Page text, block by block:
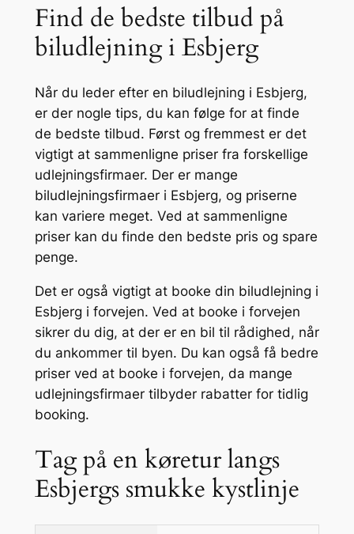
Find de bedste tilbud på
biludlejning i Esbjerg
Når du leder efter en biludlejning i Esbjerg,
er der nogle tips, du kan følge for at finde
de bedste tilbud. Først og fremmest er det
vigtigt at sammenligne priser fra forskellige
udlejningsfirmaer. Der er mange
biludlejningsfirmaer i Esbjerg, og priserne
kan variere meget. Ved at sammenligne
priser kan du finde den bedste pris og spare
penge.
Det er også vigtigt at booke din biludlejning i
Esbjerg i forvejen. Ved at booke i forvejen
sikrer du dig, at der er en bil til rådighed, når
du ankommer til byen. Du kan også få bedre
priser ved at booke i forvejen, da mange
udlejningsfirmaer tilbyder rabatter for tidlig
booking.
Tag på en køretur langs
Esbjergs smukke kystlinje